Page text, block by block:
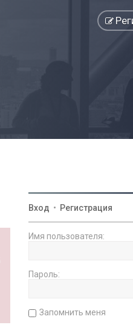
Вход • Регистрация
Имя пользователя:
Пароль:
Запомнить меня